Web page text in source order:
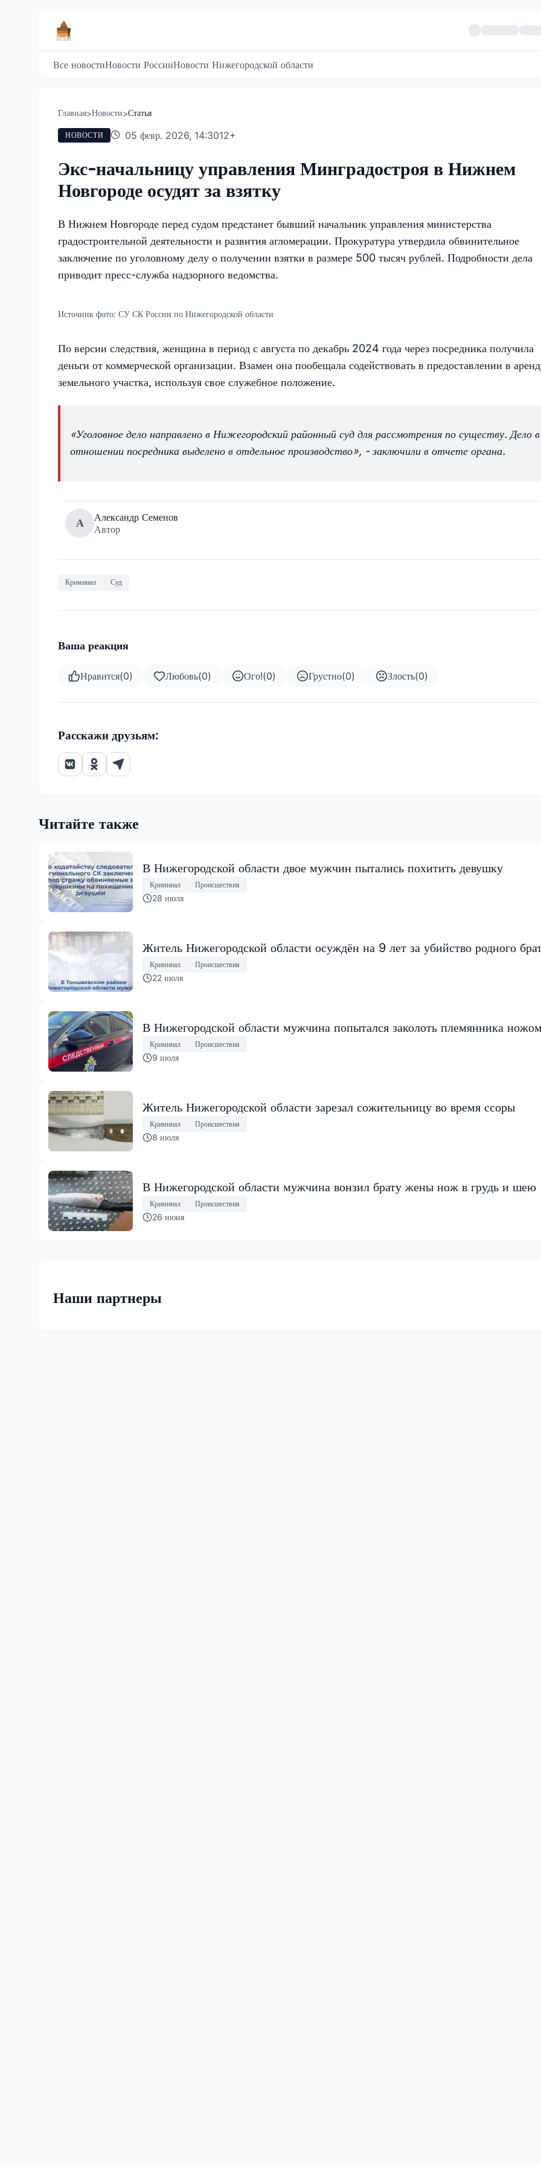
Все новостиНовости РоссииНовости Нижегородской области
Главная>Новости>Статья
НОВОСТИ 05 февр. 2026, 14:3012+
Экс-начальницу управления Минградостроя в Нижнем
Новгороде осудят за взятку
В Нижнем Новгороде перед судом предстанет бывший начальник управления министерства
градостроительной деятельности и развития агломерации. Прокуратура утвердила обвинительное
заключение по уголовному делу о получении взятки в размере 500 тысяч рублей. Подробности дела
приводит пресс-служба надзорного ведомства.
Источник фото: СУ СК России по Нижегородской области
По версии следствия, женщина в период с августа по декабрь 2024 года через посредника получила
деньги от коммерческой организации. Взамен она пообещала содействовать в предоставлении в
земельного участка, используя свое служебное положение.
«Уголовное дело направлено в Нижегородский районный суд для рассмотрения по существу. Дело в
отношении посредника выделено в отдельное производство», - заключили в отчете органа.
А
Александр Семенов
Автор
Криминал Суд
Ваша реакция
Нравится(0) Любовь(0) Ого!(0) Грустно(0) Злость(0)
Расскажи друзьям:
Читайте также
В Нижегородской области двое мужчин пытались похитить девушку
Криминал Происшествия
28 июля
Житель Нижегородской области осуждён на 9 лет за убийство родного
Криминал Происшествия
22 июля
В Нижегородской области мужчина попытался заколоть племянника
Криминал Происшествия
9 июля
Житель Нижегородской области зарезал сожительницу во время ссоры
Криминал Происшествия
8 июля
В Нижегородской области мужчина вонзил брату жены нож в грудь и шею
Криминал Происшествия
26 июня
Наши партнеры